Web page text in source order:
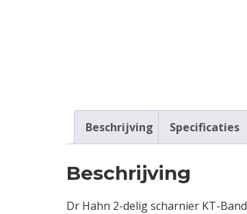
Beschrijving Specificaties
Beschrijving
Dr Hahn 2-delig scharnier KT-Band